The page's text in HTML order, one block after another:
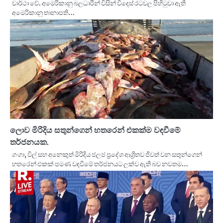
වාර්ථා වේ. අමෙරිකානු බලධාරීන් විසින් විදෙස් රටවල පිහිටුවා ඇති
අමෙරිකානු තානාපති…
ලොව මිරිදිය සතුන්ගෙන් හතරෙන් එකක්ම වඳවීමේ
තර්ජනයක.
ගංගා, විල් සහ අනෙකුත් මිරිදිය ජලජ ප්‍රදේශ ආශ්‍රිතව ජීවත් වන සතුන්ගෙන්
හතරෙන් එකක් පමණ වඳවීමේ තර්ජනයට ලක්ව ඇති බව නවතම…